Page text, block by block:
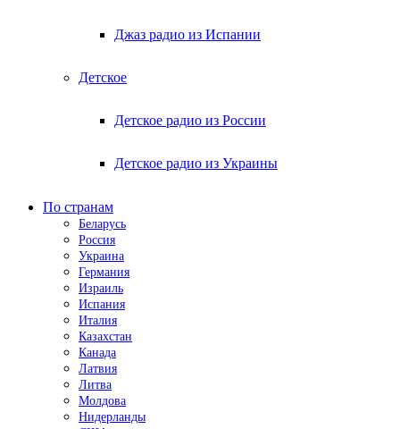
Джаз радио из Испании
Детское
Детское радио из России
Детское радио из Украины
По странам
Беларусь
Россия
Украина
Германия
Израиль
Испания
Италия
Казахстан
Канада
Латвия
Литва
Молдова
Нидерланды